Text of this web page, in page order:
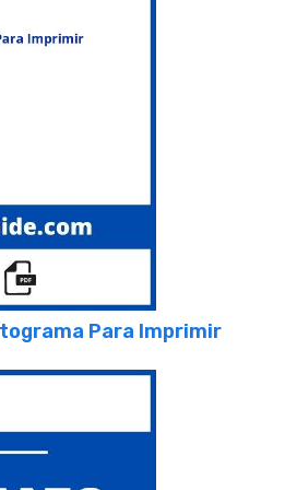
Para Imprimir